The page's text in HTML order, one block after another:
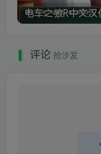
评论 抢沙发